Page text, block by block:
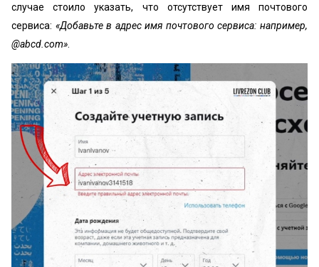
случае стоило указать, что отсутствует имя почтового
сервиса: «Добавьте в адрес имя почтового сервиса: например,
@abcd.com»